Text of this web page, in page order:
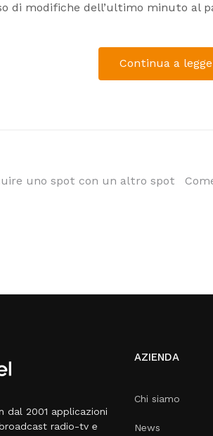
di modifiche dell’ultimo minuto al
Continua a
uno spot con un altro spot
dal 2001 applicazioni
radio-tv e
AZIENDA
Chi siamo
News